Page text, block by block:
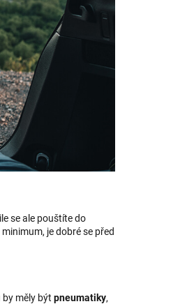
se ale pouštíte do
je dobré se před
měly být pneumatiky,